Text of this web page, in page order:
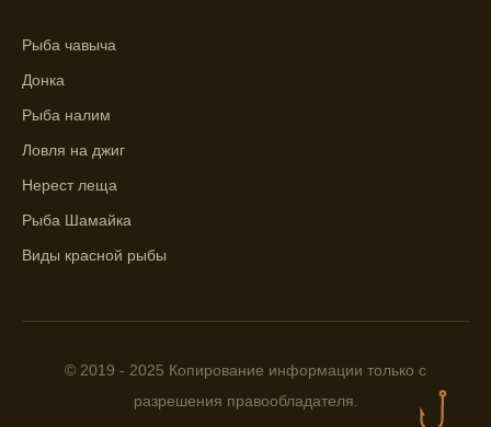
помощью прогноза клева.
для рыбной ловли, согласно прогнозу
клева.
Прогноз клева помогает определить
лучшие условия для успешной рыбалки.
Календарь рыболова включает в себя
Приложение для рыболовов
фазах луны и их влиянии на активность
рыбы.
Рыба чавыча
Донка
Рыба налим
Ловля на джиг
Нерест леща
Рыба Шамайка
Виды красной рыбы
© 2019 - 2025 Копирование информации только с
разрешения правообладателя.